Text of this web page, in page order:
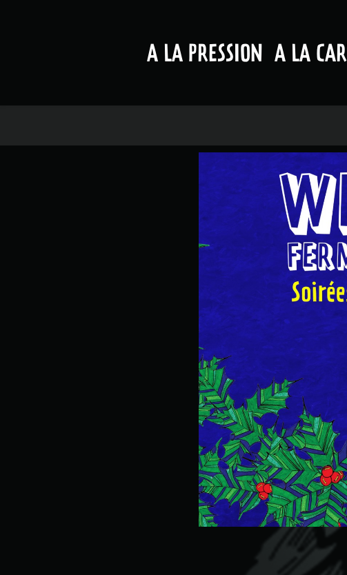
A LA PRESSION A LA